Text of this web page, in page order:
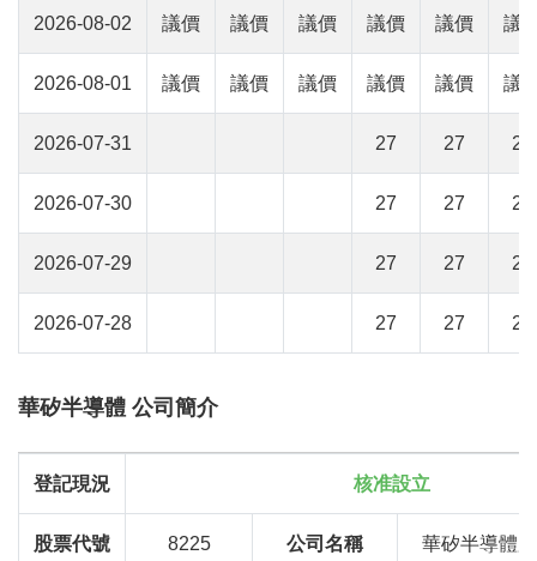
2026-08-02 議價 議價 議價 議價 議價 議
2026-08-01 議價 議價 議價 議價 議價 議
2026-07-31 27 27 27
2026-07-30 27 27 27
2026-07-29 27 27 27
2026-07-28 27 27 27
華矽半導體 公司簡介
登記現況 核准設立
股票代號 8225 公司名稱 華矽半導體